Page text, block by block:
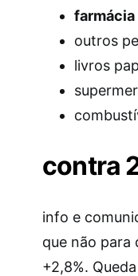
outros
livros
contra
info e
que não para
+2,8%.